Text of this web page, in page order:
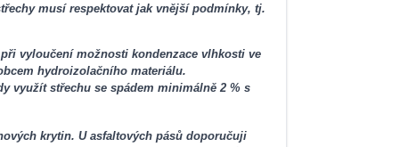
musí respektovat jak vnější podmínky, tj.
vyloučení možnosti kondenzace vlhkosti ve
hydroizolačního materiálu.
využít střechu se spádem minimálně 2 % s
krytin. U asfaltových pásů doporučuji